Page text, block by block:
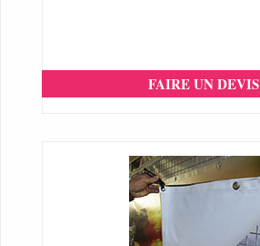
FAIRE UN DEVIS